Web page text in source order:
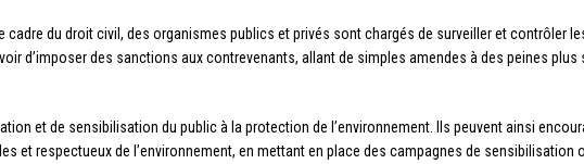
du droit civil, des organismes publics et privés sont chargés de surveiller et contrôler
d’imposer des sanctions aux contrevenants, allant de simples amendes à des peines plus
et de sensibilisation du public à la protection de l’environnement. Ils peuvent ainsi
et respectueux de l’environnement, en mettant en place des campagnes de sensibilisation